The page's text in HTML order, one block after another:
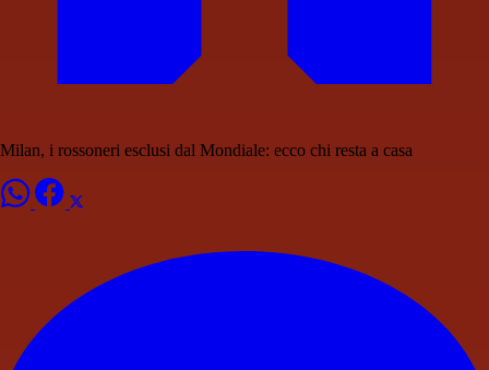
Milan, i rossoneri esclusi dal Mondiale: ecco chi resta a casa